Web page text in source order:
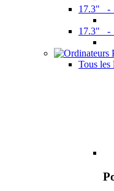
17.3" -
17.3" -
Tous les